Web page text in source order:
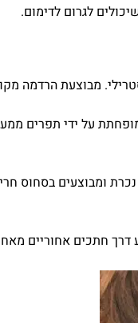
לגרום לדימום.
מבוצעת הרדמה
מופחתת על ידי
ומבוצעים בסחוס
דרך חתכים אחוריים